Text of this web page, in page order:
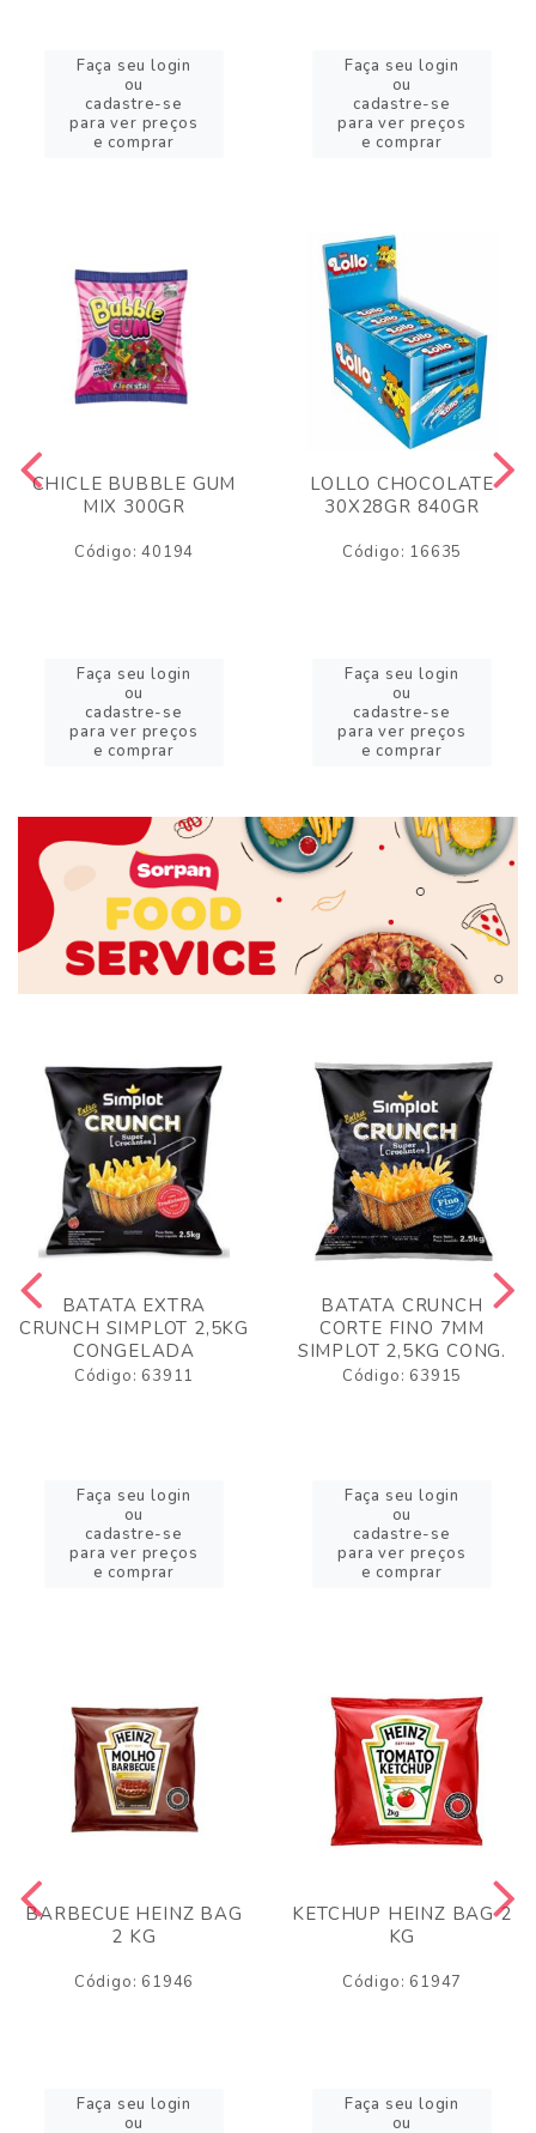
Faça seu login
ou
cadastre-se
para ver preços
e comprar
Faça seu login
ou
cadastre-se
para ver preços
e comprar
CHICLE BUBBLE GUM
MIX 300GR
Código: 40194
Faça seu login
ou
cadastre-se
para ver preços
e comprar
LOLLO CHOCOLATE
30X28GR 840GR
Código: 16635
Faça seu login
ou
cadastre-se
para ver preços
e comprar
BATATA EXTRA
CRUNCH SIMPLOT 2,5KG
CONGELADA
Código: 63911
Faça seu login
ou
cadastre-se
para ver preços
e comprar
BATATA CRUNCH
CORTE FINO 7MM
SIMPLOT 2,5KG CONG.
Código: 63915
Faça seu login
ou
cadastre-se
para ver preços
e comprar
BARBECUE HEINZ BAG
2 KG
Código: 61946
Faça seu login
ou
KETCHUP HEINZ BAG 2
KG
Código: 61947
Faça seu login
ou